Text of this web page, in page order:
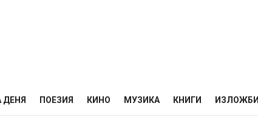
ДЕНЯ ПОЕЗИЯ КИНО МУЗИКА КНИГИ ИЗЛОЖБИ